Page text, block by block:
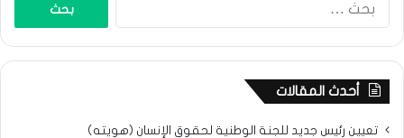
أحدث المقالات
تعيين رئيس جديد للجنة الوطنية لحقوق الإنسان (هويته)